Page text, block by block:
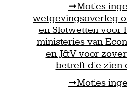
Moties
wetgevingsoverleg
en Slotwetten voor
ministeries van
en J&V voor
betreft die zien
Moties